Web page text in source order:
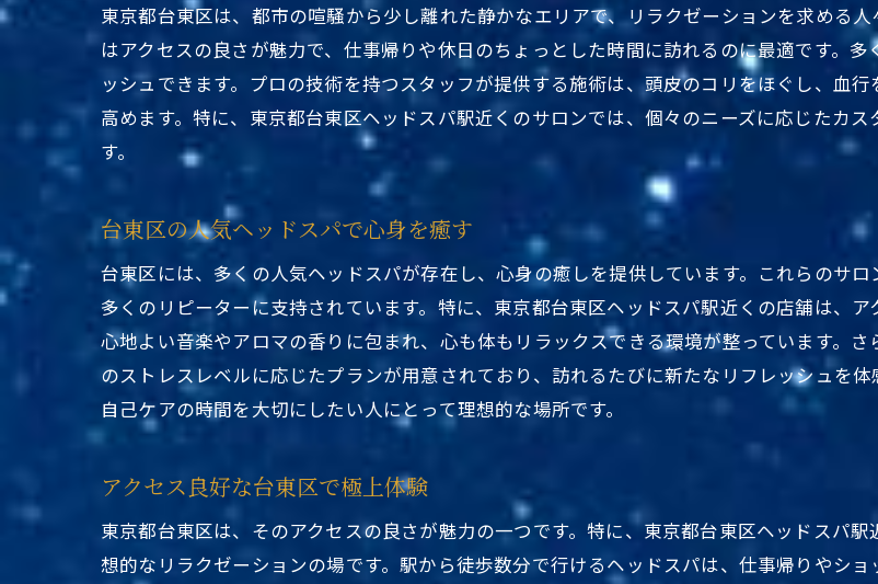
忙しい日常に手軽な癒しを求めて
駅近の便利さで選ぶ台東区の魅力
東京都台東区の駅近スパで心身リ
仕事帰りに最適な台東区ヘッドスパ
東京都台東区の人気ヘッドスパ情報
台東区人気スポットで非日常体験
アクセス抜群！台東区の注目店舗
台東区で話題のヘッドスパを体験
東京都台東区の駅近くで話題の癒
人気の台東区で至福のひとときを
台東区で手軽にリフレッシュしよう
駅近だからこそ実現する癒しの時
東京都台東区で心身ともにリフレ
東京都台東区は、都市の喧騒から少し離れた静かなエリアで、リラクゼーションを求める
はアクセスの良さが魅力で、仕事帰りや休日のちょっとした時間に訪れるのに最適です。
ッシュできます。プロの技術を持つスタッフが提供する施術は、頭皮のコリをほぐし、血
高めます。特に、東京都台東区ヘッドスパ駅近くのサロンでは、個々のニーズに応じたカ
す。
台東区の人気ヘッドスパで心身を癒す
台東区には、多くの人気ヘッドスパが存在し、心身の癒しを提供しています。これらのサ
多くのリピーターに支持されています。特に、東京都台東区ヘッドスパ駅近くの店舗は、ア
心地よい音楽やアロマの香りに包まれ、心も体もリラックスできる環境が整っています。
のストレスレベルに応じたプランが用意されており、訪れるたびに新たなリフレッシュを
自己ケアの時間を大切にしたい人にとって理想的な場所です。
アクセス良好な台東区で極上体験
東京都台東区は、そのアクセスの良さが魅力の一つです。特に、東京都台東区ヘッドスパ
想的なリラクゼーションの場です。駅から徒歩数分で行けるヘッドスパは、仕事帰りやシ